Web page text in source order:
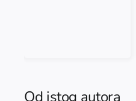
Od istog autora